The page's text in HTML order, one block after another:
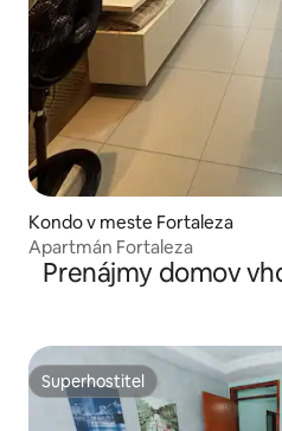
Kondo v meste Fortaleza
Apartmán Fortaleza
Prenájmy domov
Superhostiteľ
Superhostiteľ